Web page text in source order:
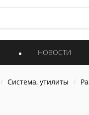
НОВОСТИ
Система, утилиты